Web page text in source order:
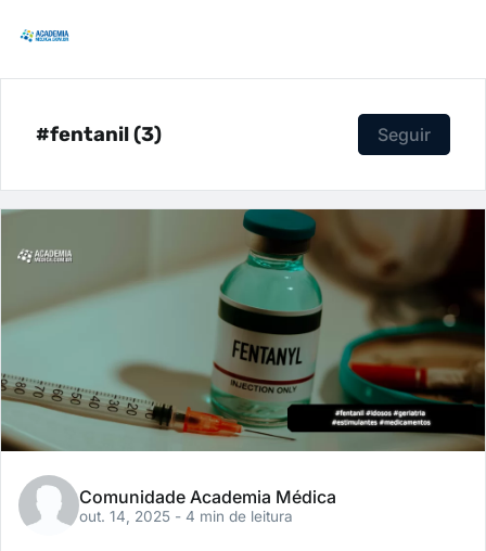
#fentanil (3) Seguir
Comunidade Academia Médica
out. 14, 2025 - 4 min de leitura